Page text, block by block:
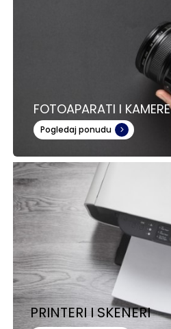
FOTOAPARATI I KAMERE
Pogledaj ponudu
PRINTERI I SKENERI